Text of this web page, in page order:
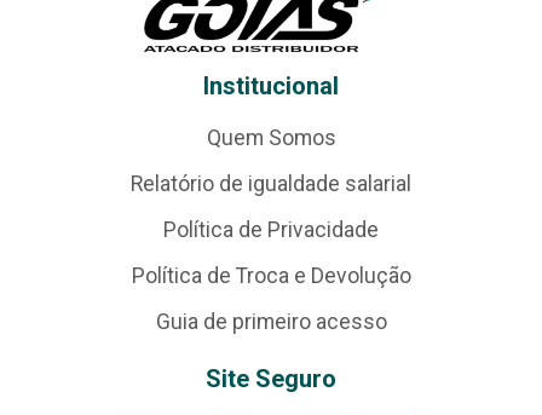
Institucional
Quem Somos
Relatório de igualdade salarial
Política de Privacidade
Política de Troca e Devolução
Guia de primeiro acesso
Site Seguro